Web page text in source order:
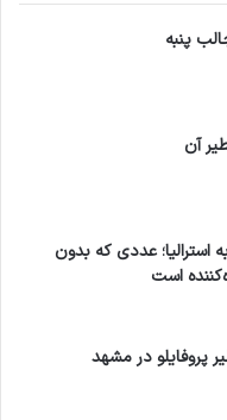
پنبه
آن
استرالیا⁠؛ عددی که بدون
است
پروفایلو در مشهد